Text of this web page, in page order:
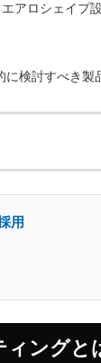
アロシェイプ
検討すべき製
用
ィングと